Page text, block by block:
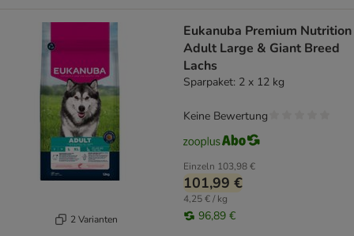
2 Varianten
Eukanuba Premium Nutrition
Adult Large & Giant Breed
Lachs
Sparpaket: 2 x 12 kg
Einzeln 103,98 €
101,99 €
4,25 € / kg
96,89 €
Keine Bewertung